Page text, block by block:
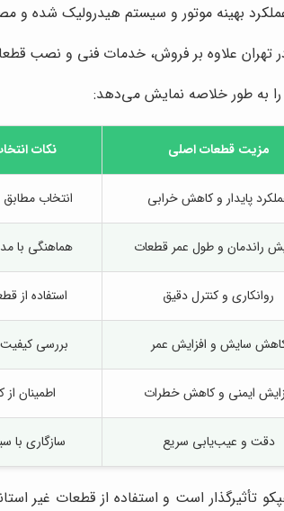
بهینه موتور و سیستم هیدرولیک شده
در تهران علاوه بر فروش، خدمات فنی و نصب
را به طور خلاصه نمایش می‌دهد:
مزیت قطعات اصلی نکات
پایدار و کاهش خرابی انتخاب
راندمان و طول عمر قطعات هماهنگی با
روانکاری و کنترل دقیق استفاده از
سایش و افزایش عمر بررسی
ایمنی و کاهش خطرات اطمینان
دقت و عیب‌یابی سریع سازگاری با
است و استفاده از قطعات غیر